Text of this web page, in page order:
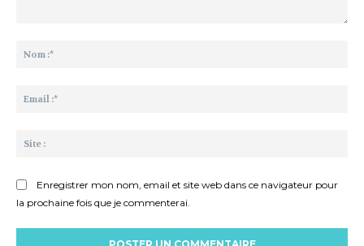
Enregistrer mon nom, email et site web dans ce navigateur pour
la prochaine fois que je commenterai.